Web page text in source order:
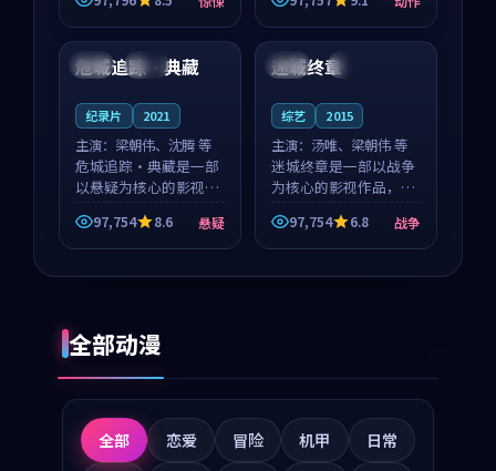
与人物成长展开，整体
节奏紧凑，值得推荐观
看。
与人物成长展开，整体
节奏紧凑，值得推荐观
看。
韩国 热播
危城追踪·典藏
纪录片 2021
主演： 梁朝伟、沈腾 等
危城追踪·典藏是一部
以悬疑为核心的影视作
品，围绕危机、反转与
人物成长展开，整体节
奏紧凑，值得推荐观
97,754 8.6 悬疑
日本 4K
迷城终章
综艺 2015
主演： 汤唯、梁朝伟 等
迷城终章是一部以战争
为核心的影视作品，围
绕危机、反转与人物成
长展开，整体节奏紧
凑，值得推荐观看。
97,754 6.8 战争
全部动漫
全部 恋爱 冒险 机甲
日常